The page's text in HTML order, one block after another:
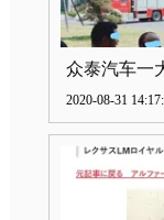
众泰汽车一
2020-08-31